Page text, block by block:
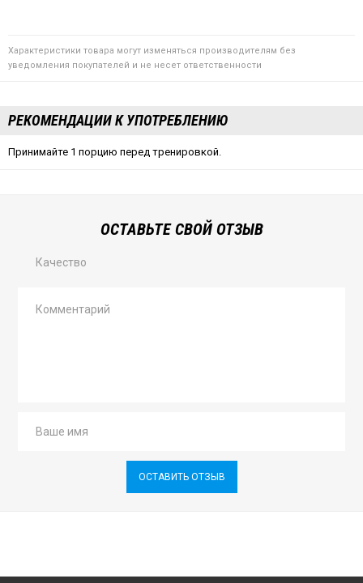
Характеристики товара могут изменяться производителям без
уведомления покупателей и не несет ответственности
РЕКОМЕНДАЦИИ К УПОТРЕБЛЕНИЮ
Принимайте 1 порцию перед тренировкой.
ОСТАВЬТЕ СВОЙ ОТЗЫВ
Качество
ОСТАВИТЬ ОТЗЫВ